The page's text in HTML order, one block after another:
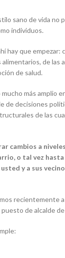
sano de vida no
individuos.
hay que empezar:
de las
de salud.
más amplio
de decisiones
de las
cambios a
o tal vez hasta
y a sus
recientemente
de alcalde de